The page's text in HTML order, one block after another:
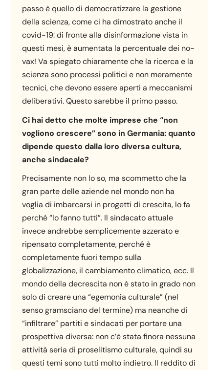
passo è quello di democratizzare la gestione
della scienza, come ci ha dimostrato anche il
covid-19: di fronte alla disinformazione vista in
questi mesi, è aumentata la percentuale dei no-
vax! Va spiegato chiaramente che la ricerca e la
scienza sono processi politici e non meramente
tecnici, che devono essere aperti a meccanismi
deliberativi. Questo sarebbe il primo passo.
Ci hai detto che molte imprese che “non
vogliono crescere” sono in Germania: quanto
dipende questo dalla loro diversa cultura,
anche sindacale?
Precisamente non lo so, ma scommetto che la
gran parte delle aziende nel mondo non ha
voglia di imbarcarsi in progetti di crescita, lo fa
perché “lo fanno tutti”. Il sindacato attuale
invece andrebbe semplicemente azzerato e
ripensato completamente, perché è
completamente fuori tempo sulla
globalizzazione, il cambiamento climatico, ecc. Il
mondo della decrescita non è stato in grado non
solo di creare una “egemonia culturale” (nel
senso gramsciano del termine) ma neanche di
“infiltrare” partiti e sindacati per portare una
prospettiva diversa: non c’è stata finora nessuna
attività seria di proselitismo culturale, quindi su
questi temi sono tutti molto indietro. Il reddito di